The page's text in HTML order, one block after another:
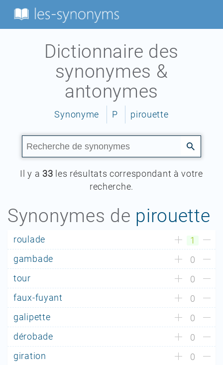
Dictionnaire des
synonymes &
antonymes
Synonyme P pirouette
Il y a 33 les résultats correspondant à votre
recherche.
Synonymes de pirouette
roulade
1
gambade
0
tour
0
faux-fuyant
0
galipette
0
dérobade
0
giration
0